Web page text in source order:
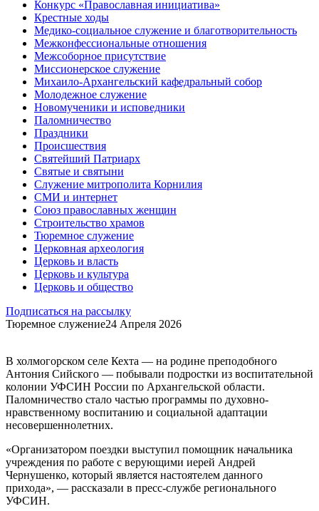
Конкурс «Православная инициатива»
Крестные ходы
Медико-социальное служение и благотворительность
Межконфессиональные отношения
Межсоборное присутствие
Миссионерское служение
Михаило-Архангельский кафедральный собор
Молодежное служение
Новомученики и исповедники
Паломничество
Праздники
Происшествия
Святейший Патриарх
Святые и святыни
Служение митрополита Корнилия
СМИ и интернет
Союз православных женщин
Строительство храмов
Тюремное служение
Церковная археология
Церковь и власть
Церковь и культура
Церковь и общество
Подписаться на рассылку
Тюремное служение24 Апреля 2026
В холмогорском селе Кехта — на родине преподобного
Антония Сийского — побывали подростки из воспитательной
колонии УФСИН России по Архангельской области.
Паломничество стало частью программы по духовно-
нравственному воспитанию и социальной адаптации
несовершеннолетних.
«Организатором поездки выступил помощник начальника
учреждения по работе с верующими иерей Андрей
Чернушенко, который является настоятелем данного
прихода», — рассказали в пресс-службе регионального
УФСИН.